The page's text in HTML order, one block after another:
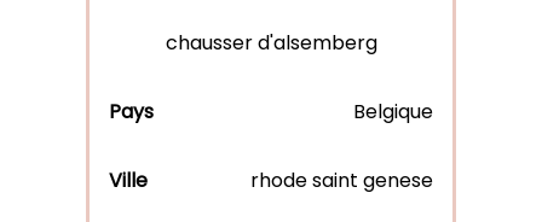
chausser d'alsemberg
Belgique
rhode saint genese